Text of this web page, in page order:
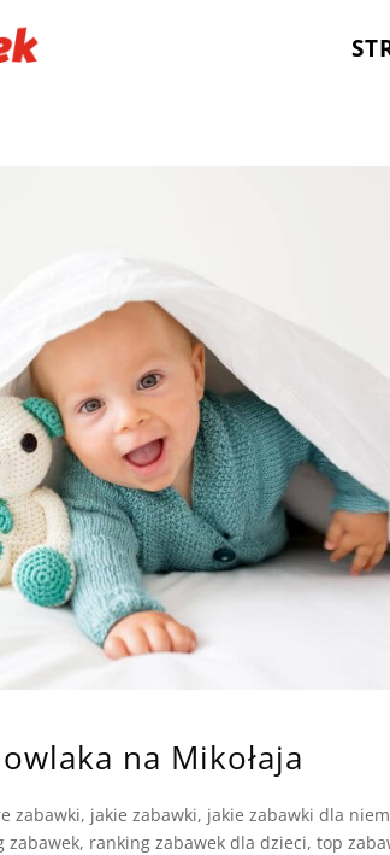
na Mikołaja
zabawki, jakie zabawki, jakie zabawki dla
zabawek, ranking zabawek dla dzieci,top